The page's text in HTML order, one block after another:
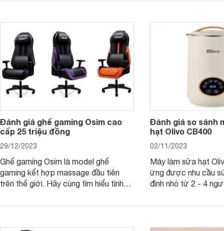
- 500k đẹp mắt nhé.
2025 mới vừa sang,
mua sắm cuối năm.
Đánh giá ghế gaming Osim cao
cấp 25 triệu đồng
29/12/2023
Ghế gaming Osim là model ghế
gaming kết hợp massage đầu tiên
trên thế giới. Hãy cùng tìm hiểu tính
Đánh giá so sánh
hạt Olivo CB400
02/11/2023
Máy làm sữa hạt
ứng được nhu cầu
đình nhỏ từ 2 - 4